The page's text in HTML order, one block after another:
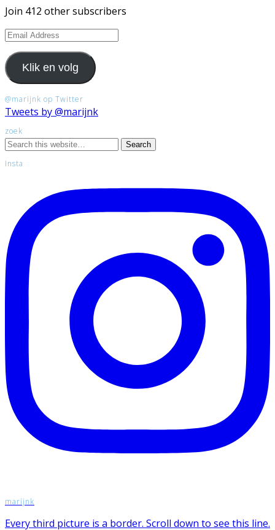
Join 412 other subscribers
Email
Klik en volg
@marijnk op Twitter
Tweets by @marijnk
zoek
Insta
marijnk
Every third picture is a border. Scroll down to see this line.